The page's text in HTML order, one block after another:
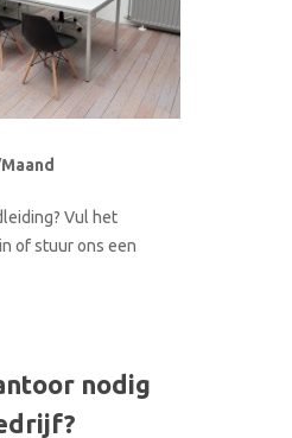
Vul het
in of stuur ons een
nodig